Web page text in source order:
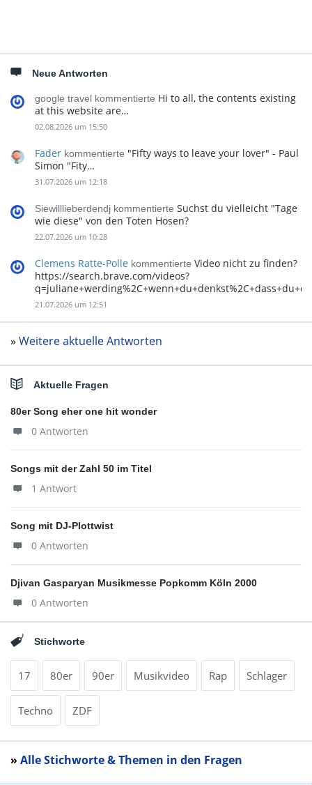
Neue Antworten
google travel kommentierte Hi to all, the contents existing
at this website are…
02.08.2026 um 15:50
Fader kommentierte "Fifty ways to leave your lover" - Paul
Simon "Fity…
31.07.2026 um 12:18
Siewilllieberdendj kommentierte Suchst du vielleicht "Tage
wie diese" von den Toten Hosen?
22.07.2026 um 10:28
Clemens Ratte-Polle kommentierte Video nicht zu finden?
https://search.brave.com/videos?
21.07.2026 um 12:51
» Weitere aktuelle Antworten
Aktuelle Fragen
80er Song eher one hit wonder
0 Antworten
Songs mit der Zahl 50 im Titel
1 Antwort
Song mit DJ-Plottwist
0 Antworten
Djivan Gasparyan Musikmesse Popkomm Köln 2000
0 Antworten
Stichworte
17 80er 90er Musikvideo Rap Schlager
Techno ZDF
» Alle Stichworte & Themen in den Fragen